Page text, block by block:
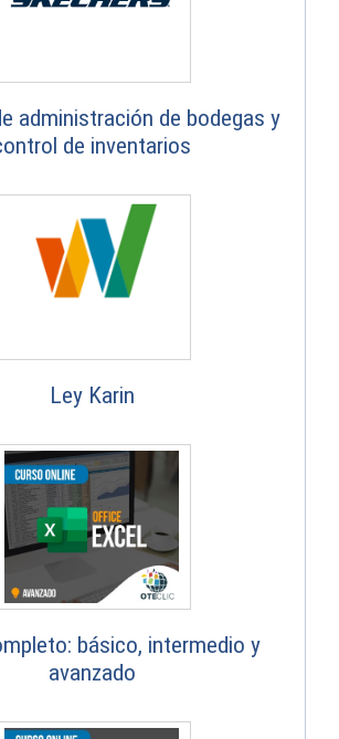
administración de bodegas y
de inventarios
Ley Karin
básico, intermedio y
avanzado